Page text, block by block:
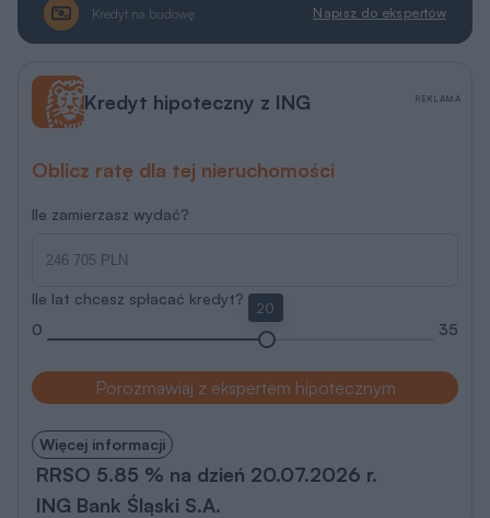
Kredyt na budowę Napisz do ekspertów
Kredyt hipoteczny z ING
Oblicz ratę dla tej nieruchomości
Ile zamierzasz wydać?
Ile lat chcesz spłacać kredyt?
0
20
35
Porozmawiaj z ekspertem hipotecznym
Więcej informacji
RRSO 5.85 % na dzień 20.07.2026 r.
ING Bank Śląski S.A.
REKLAMA